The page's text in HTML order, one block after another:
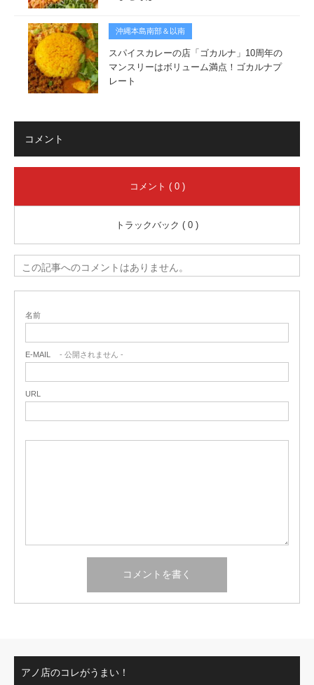
沖縄本島南部＆以南
スパイスカレーの店「ゴカルナ」10周年の
マンスリーはボリューム満点！ゴカルナプ
レート
コメント
コメント ( 0 )
トラックバック ( 0 )
この記事へのコメントはありません。
名前
E-MAIL - 公開されません -
URL
アノ店のコレがうまい！